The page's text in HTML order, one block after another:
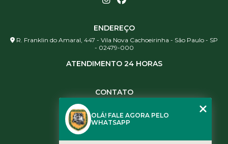
ENDEREÇO
R. Franklin do Amaral, 447 - Vila Nova Cachoeirinha - São Paulo - SP
- 02479-000
ATENDIMENTO 24 HORAS
CONTATO
(11) 3461-5871
contato@leaoservicos.com.br
OLÁ! FALE AGORA PELO
WHATSAPP